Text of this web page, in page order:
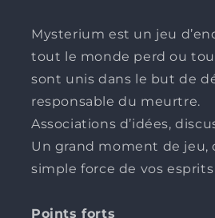
Mysterium est un jeu
tout le monde perd ou
sont unis dans le but de
responsable du meurtre.
Associations d’idées,
Un grand moment de jeu,
simple force de vos esprits
Points forts